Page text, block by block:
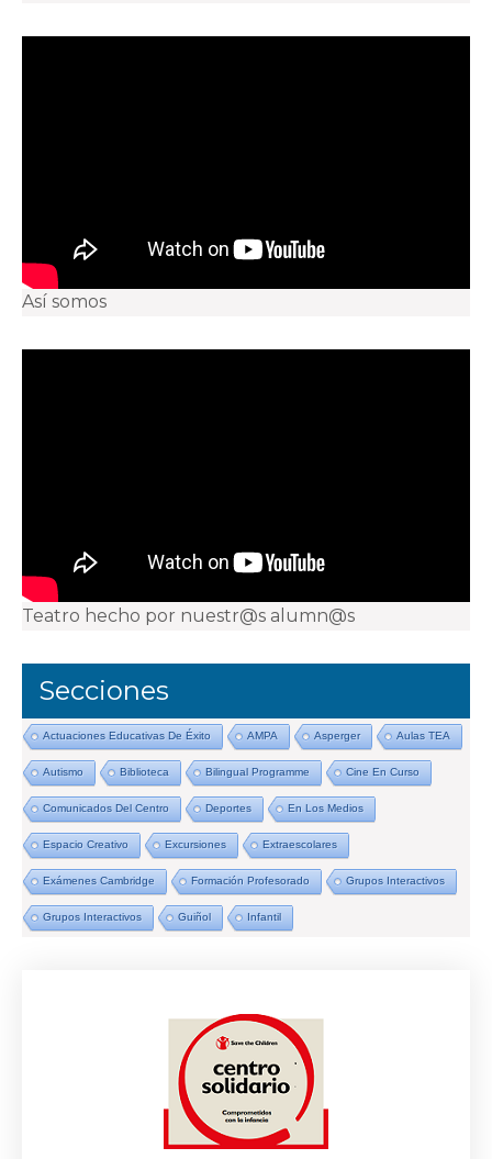
Así somos
Teatro hecho por nuestr@s alumn@s
Secciones
Actuaciones Educativas De Éxito AMPA Asperger Aulas TEA
Autismo Biblioteca Bilingual Programme Cine En Curso
Comunicados Del Centro Deportes En Los Medios
Espacio Creativo Excursiones Extraescolares
Exámenes Cambridge Formación Profesorado Grupos Interactivos
Grupos Interactivos Guiñol Infantil